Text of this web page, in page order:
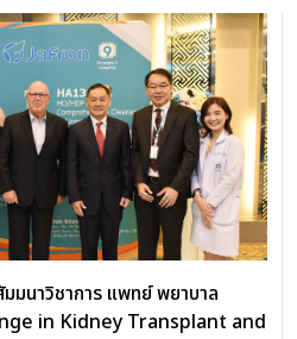
มนาวิชาการ แพทย์ พยาบาล
in Kidney Transplant and